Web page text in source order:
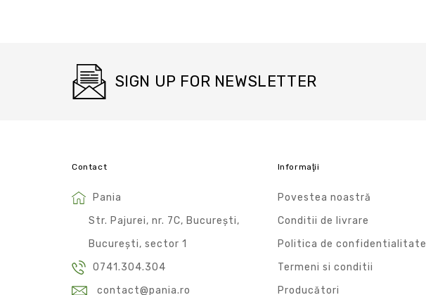
SIGN UP FOR NEWSLETTER
Contact
Pania
Str. Pajurei, nr. 7C, București,
București, sector 1
0741.304.304
contact@pania.ro
Informaţii
Povestea noastră
Conditii de livrare
Politica de confidentialitate
Termeni si conditii
Producători